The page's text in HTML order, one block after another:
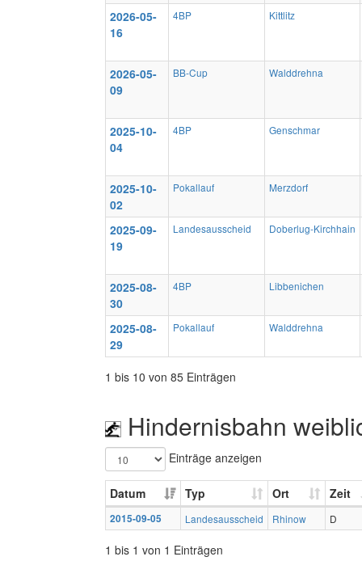
2026-05-
16
4BP Kittlitz
2026-05-
09
BB-Cup Walddrehna
2025-10-
04
4BP Genschmar
2025-10-
02
Pokallauf Merzdorf
2025-09-
19
Landesausscheid Doberlug-Kirchhain
2025-08-
30
4BP Libbenichen
2025-08-
29
Pokallauf Walddrehna
1 bis 10 von 85 Einträgen
Hindernisbahn
Einträge anzeigen
Datum Typ Ort Zeit
2015-09-05 Landesausscheid Rhinow D
1 bis 1 von 1 Einträgen